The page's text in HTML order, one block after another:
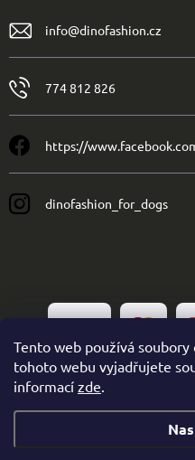
Tento web používá
tohoto webu vyjadřujete
informací zde.
info@dinofashion.cz
774 812 826
https://
dinofashion_for_dogs